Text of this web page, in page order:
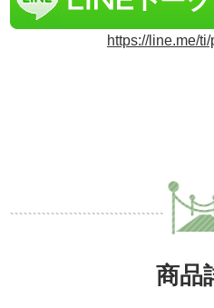
https://line.me/
商品